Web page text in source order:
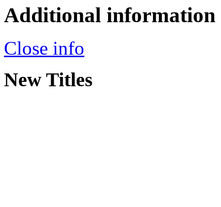
Additional information
Close info
New Titles